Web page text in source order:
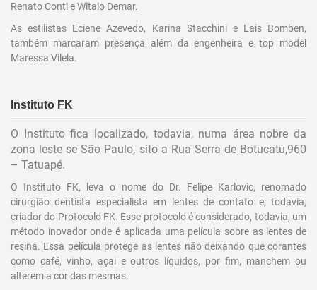
Renato Conti e Witalo Demar.
As estilistas Eciene Azevedo, Karina Stacchini e Lais Bomben,
também marcaram presença além da engenheira e top model
Maressa Vilela.
Instituto FK
O Instituto fica localizado, todavia, numa área nobre da
zona leste se São Paulo, sito a Rua Serra de Botucatu,960
– Tatuapé.
O Instituto FK, leva o nome do Dr. Felipe Karlovic, renomado
cirurgião dentista especialista em lentes de contato e, todavia,
criador do Protocolo FK. Esse protocolo é considerado, todavia, um
método inovador onde é aplicada uma película sobre as lentes de
resina. Essa película protege as lentes não deixando que corantes
como café, vinho, açai e outros líquidos, por fim, manchem ou
alterem a cor das mesmas.